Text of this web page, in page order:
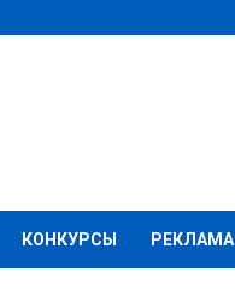
КОНКУРСЫ РЕКЛАМА